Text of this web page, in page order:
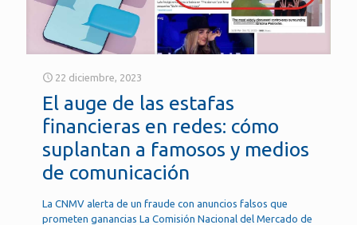
22 diciembre, 2023
El auge de las estafas
financieras en redes: cómo
suplantan a famosos y medios
de comunicación
La CNMV alerta de un fraude con anuncios falsos que
prometen ganancias La Comisión Nacional del Mercado de